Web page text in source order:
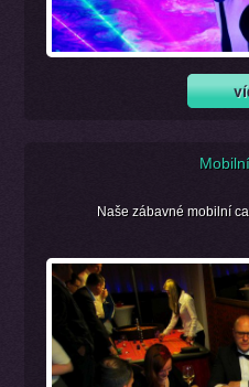
Naše zábavné mobilní